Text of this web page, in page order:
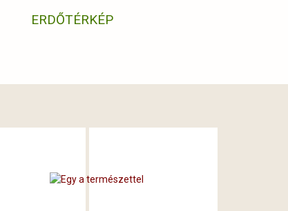
ERDŐTÉRKÉP